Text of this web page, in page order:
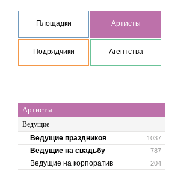
Площадки Артисты
Подрядчики Агентства
Артисты
Ведущие
1037
Ведущие праздников
787
Ведущие на свадьбу
204
Ведущие на корпоратив